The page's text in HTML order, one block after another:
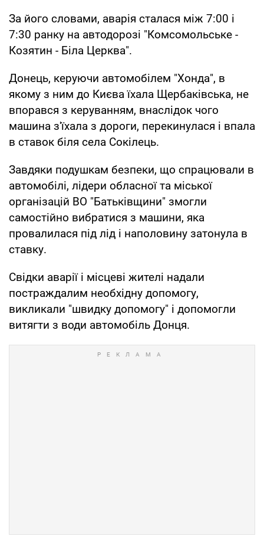
За його словами, аварія сталася між 7:00 і
7:30 ранку на автодорозі "Комсомольське -
Козятин - Біла Церква".
Донець, керуючи автомобілем "Хонда", в
якому з ним до Києва їхала Щербаківська, не
впорався з керуванням, внаслідок чого
машина з'їхала з дороги, перекинулася і впала
в ставок біля села Сокілець.
Завдяки подушкам безпеки, що спрацювали в
автомобілі, лідери обласної та міської
організацій ВО "Батьківщини" змогли
самостійно вибратися з машини, яка
провалилася під лід і наполовину затонула в
ставку.
Свідки аварії і місцеві жителі надали
постраждалим необхідну допомогу,
викликали "швидку допомогу" і допомогли
витягти з води автомобіль Донця.